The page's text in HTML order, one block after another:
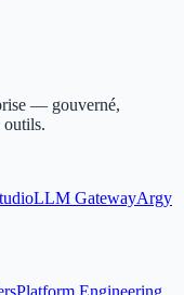
— gouverné,
outils.
LLM GatewayArgy
Platform Engineering